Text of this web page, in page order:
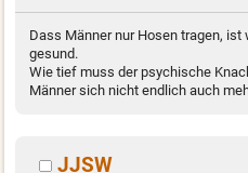
Dass Männer nur Hosen tragen,
gesund.
Wie tief muss der psychische
Männer sich nicht endlich auch
JJSW